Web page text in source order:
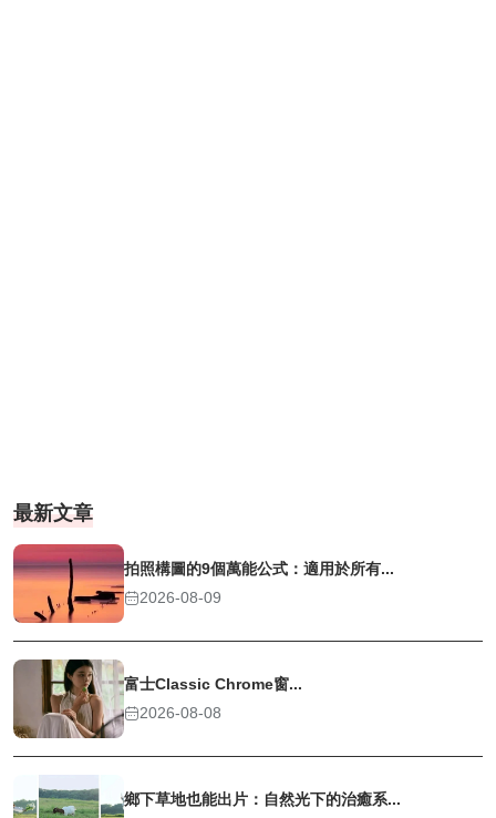
最新文章
拍照構圖的9個萬能公式：適用於所有...
2026-08-09
富士Classic Chrome窗...
2026-08-08
鄉下草地也能出片：自然光下的治癒系...